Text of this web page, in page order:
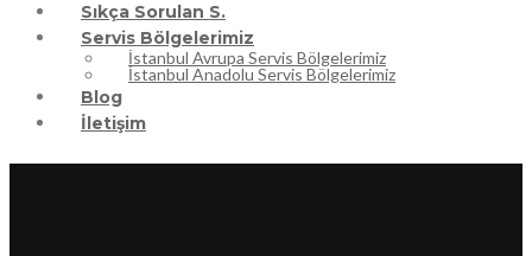
Sıkça Sorulan S.
Servis Bölgelerimiz
İstanbul Avrupa Servis Bölgelerimiz
İstanbul Anadolu Servis Bölgelerimiz
Blog
İletişim